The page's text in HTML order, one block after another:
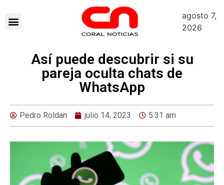
agosto 7,
2026
Así puede descubrir si su
pareja oculta chats de
WhatsApp
Pedro Roldan julio 14, 2023 5:31 am